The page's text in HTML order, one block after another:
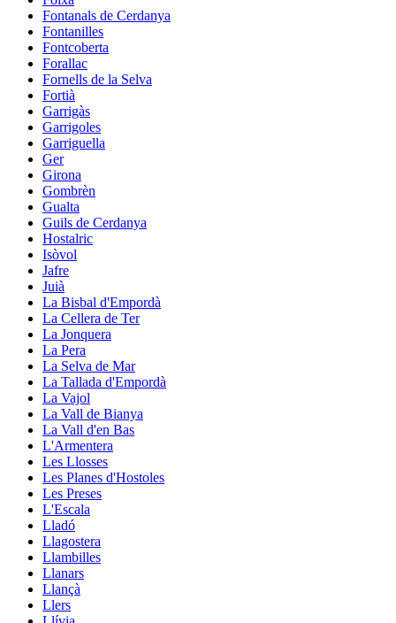
Fontanals de Cerdanya
Fontanilles
Fontcoberta
Forallac
Fornells de la Selva
Fortià
Garrigàs
Garrigoles
Garriguella
Ger
Girona
Gombrèn
Gualta
Guils de Cerdanya
Hostalric
Isòvol
Jafre
Juià
La Bisbal d'Empordà
La Cellera de Ter
La Jonquera
La Pera
La Selva de Mar
La Tallada d'Empordà
La Vajol
La Vall de Bianya
La Vall d'en Bas
L'Armentera
Les Llosses
Les Planes d'Hostoles
Les Preses
L'Escala
Lladó
Llagostera
Llambilles
Llanars
Llançà
Llers